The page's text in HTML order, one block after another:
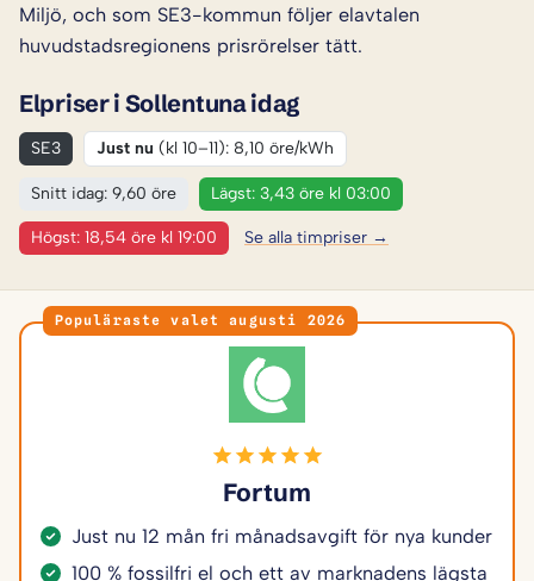
Miljö, och som SE3-kommun följer elavtalen
huvudstadsregionens prisrörelser tätt.
Elpriser i Sollentuna idag
SE3 Just nu (kl 10–11): 8,10 öre/kWh
Snitt idag: 9,60 öre Lägst: 3,43 öre kl 03:00
Högst: 18,54 öre kl 19:00 Se alla timpriser →
Populäraste valet augusti 2026
Fortum
Just nu 12 mån fri månadsavgift för nya kunder
100 % fossilfri el och ett av marknadens lägsta